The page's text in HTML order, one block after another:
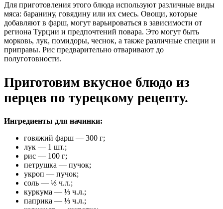
Для приготовления этого блюда используют различные виды
мяса: баранину, говядину или их смесь. Овощи, которые
добавляют в фарш, могут варьироваться в зависимости от
региона Турции и предпочтений повара. Это могут быть
морковь, лук, помидоры, чеснок, а также различные специи и
приправы. Рис предварительно отваривают до
полуготовности.
Приготовим вкусное блюдо из
перцев по турецкому рецепту.
Ингредиенты для начинки:
говяжий фарш — 300 г;
лук — 1 шт.;
рис — 100 г;
петрушка — пучок;
укроп — пучок;
соль — ⅓ ч.л.;
куркума — ⅓ ч.л.;
паприка — ⅓ ч.л.;